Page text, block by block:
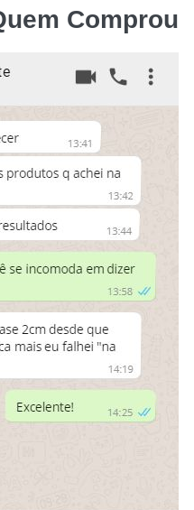
Comprou